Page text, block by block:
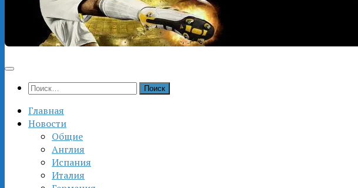
Найти:
Главная
Новости
Общие
Англия
Испания
Италия